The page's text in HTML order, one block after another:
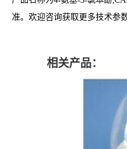
准。欢迎咨询获取更多技术参
相关产品：